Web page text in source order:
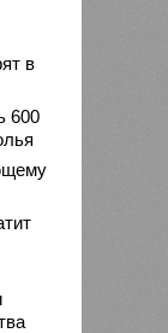
в
600